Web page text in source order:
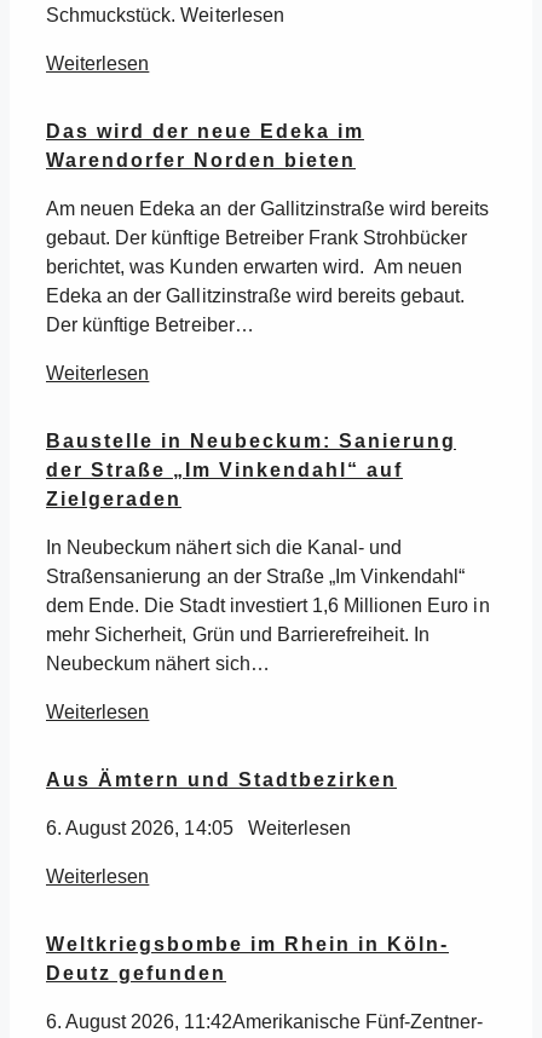
Schmuckstück. Weiterlesen
Weiterlesen
Das wird der neue Edeka im
Warendorfer Norden bieten
Am neuen Edeka an der Gallitzinstraße wird bereits
gebaut. Der künftige Betreiber Frank Strohbücker
berichtet, was Kunden erwarten wird. Am neuen
Edeka an der Gallitzinstraße wird bereits gebaut.
Der künftige Betreiber…
Weiterlesen
Baustelle in Neubeckum: Sanierung
der Straße „Im Vinkendahl“ auf
Zielgeraden
In Neubeckum nähert sich die Kanal- und
Straßensanierung an der Straße „Im Vinkendahl“
dem Ende. Die Stadt investiert 1,6 Millionen Euro in
mehr Sicherheit, Grün und Barrierefreiheit. In
Neubeckum nähert sich…
Weiterlesen
Aus Ämtern und Stadtbezirken
6. August 2026, 14:05 Weiterlesen
Weiterlesen
Weltkriegsbombe im Rhein in Köln-
Deutz gefunden
6. August 2026, 11:42Amerikanische Fünf-Zentner-